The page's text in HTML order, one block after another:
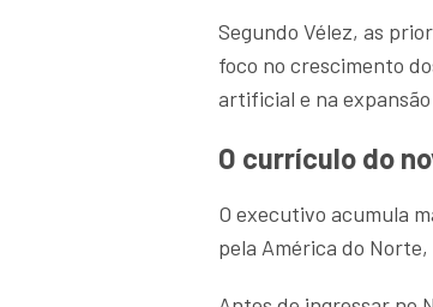
Segundo Vélez, as
foco no crescimento
artificial e na
O currículo do
O executivo acumula
pela América do Norte,